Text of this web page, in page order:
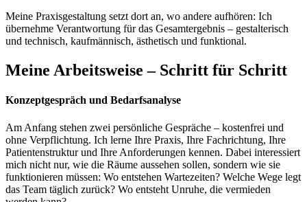
Meine Praxisgestaltung setzt dort an, wo andere aufhören: Ich
übernehme Verantwortung für das Gesamtergebnis – gestalterisch
und technisch, kaufmännisch, ästhetisch und funktional.
Meine Arbeitsweise – Schritt für Schritt
Konzeptgespräch und Bedarfsanalyse
Am Anfang stehen zwei persönliche Gespräche – kostenfrei und
ohne Verpflichtung. Ich lerne Ihre Praxis, Ihre Fachrichtung, Ihre
Patientenstruktur und Ihre Anforderungen kennen. Dabei interessiert
mich nicht nur, wie die Räume aussehen sollen, sondern wie sie
funktionieren müssen: Wo entstehen Wartezeiten? Welche Wege legt
das Team täglich zurück? Wo entsteht Unruhe, die vermieden